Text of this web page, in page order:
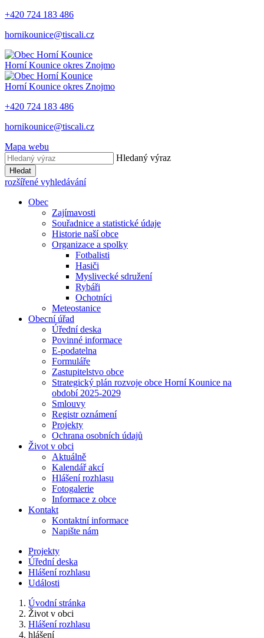
+420 724 183 486
hornikounice@tiscali.cz
Horní Kounice okres Znojmo
Horní Kounice okres Znojmo
+420 724 183 486
hornikounice@tiscali.cz
Mapa webu
Hledaný výraz
Hledat
rozšířené vyhledávání
Obec
Zajímavosti
Souřadnice a statistické údaje
Historie naší obce
Organizace a spolky
Fotbalisti
Hasiči
Myslivecké sdružení
Rybáři
Ochotníci
Meteostanice
Obecní úřad
Úřední deska
Povinné informace
E-podatelna
Formuláře
Zastupitelstvo obce
Strategický plán rozvoje obce Horní Kounice na
období 2025-2029
Smlouvy
Registr oznámení
Projekty
Ochrana osobních údajů
Život v obci
Aktuálně
Kalendář akcí
Hlášení rozhlasu
Fotogalerie
Informace z obce
Kontakt
Kontaktní informace
Napište nám
Projekty
Úřední deska
Hlášení rozhlasu
Události
Úvodní stránka
Život v obci
Hlášení rozhlasu
hlášení